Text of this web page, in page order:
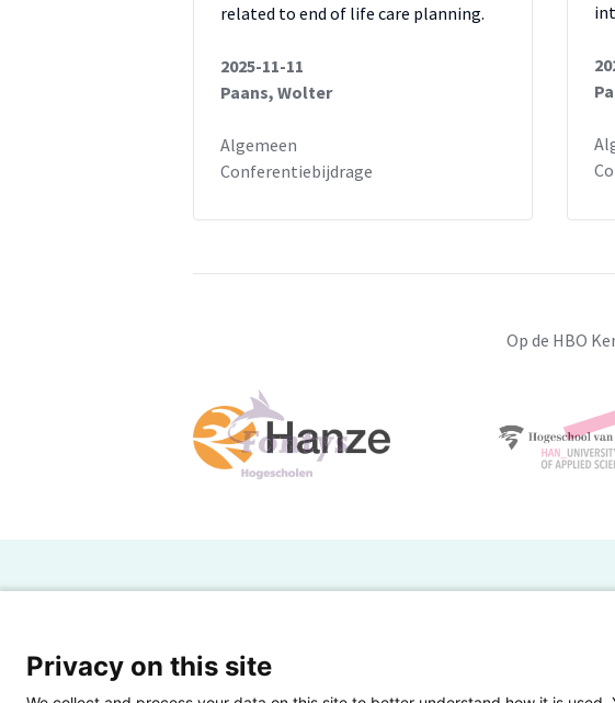
related to end of life care planning.
2025-11-11
Paans, Wolter
Algemeen
Conferentiebijdrage
Op de HBO
Powered by SURF
Privacy on this site